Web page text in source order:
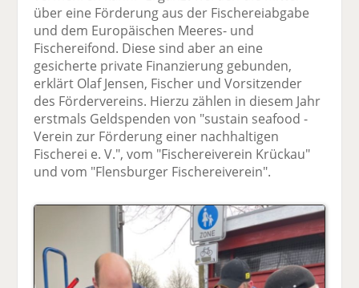
über eine Förderung aus der Fischereiabgabe
und dem Europäischen Meeres- und
Fischereifond. Diese sind aber an eine
gesicherte private Finanzierung gebunden,
erklärt Olaf Jensen, Fischer und Vorsitzender
des Fördervereins. Hierzu zählen in diesem Jahr
erstmals Geldspenden von "sustain seafood -
Verein zur Förderung einer nachhaltigen
Fischerei e. V.", vom "Fischereiverein Krückau"
und vom "Flensburger Fischereiverein".